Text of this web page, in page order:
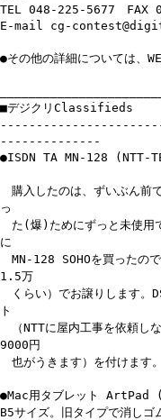
TEL 048-225-5677 FAX
E-mail cg-
●その他の詳細については、
■デジクリClassifieds
--------------
●ISDN TA MN-128 (NTT-
購入したのは、ずいぶん前
っ
た(爆)ためにずっと未使用
に
MN-128 SOHOを買ったの
1.5万
くらい）でお譲りします。
ト
（NTTに屋内工事を依頼し
9000円
也がうきます）を付けます。
●Mac用タブレット ArtPad
B5サイズ。旧タイプで消しゴ